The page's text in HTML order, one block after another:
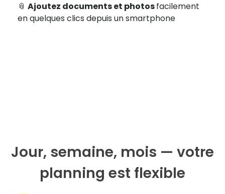
📎 Ajoutez documents et photosfacilement
en quelques clics depuis un smartphone
Jour, semaine, mois — votre
planning est flexible